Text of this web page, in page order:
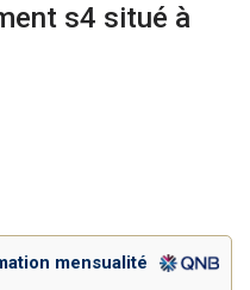
s4 situé à
mensualité